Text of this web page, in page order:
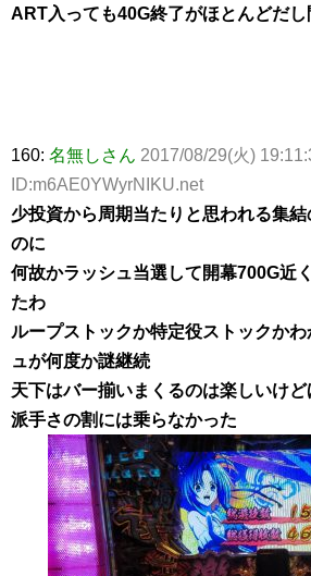
ART入っても40G終了がほとんどだ
160: 名無しさん 2017/08/29(火)
ID:m6AE0YWyrNIKU.net
少投資から周期当たりと思われる集
のに
何故かラッシュ当選して開幕700G近
たわ
ループストックか特定役ストックか
ュが何度か謎継続
天下はバー揃いまくるのは楽しいけ
派手さの割には乗らなかった